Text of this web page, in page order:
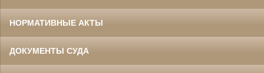
НОРМАТИВНЫЕ АКТЫ
ДОКУМЕНТЫ СУДА